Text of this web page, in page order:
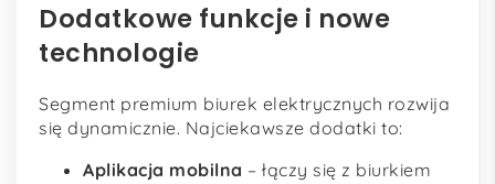
Dodatkowe funkcje i nowe
technologie
Segment premium biurek elektrycznych rozwija
się dynamicznie. Najciekawsze dodatki to:
Aplikacja mobilna – łączy się z biurkiem